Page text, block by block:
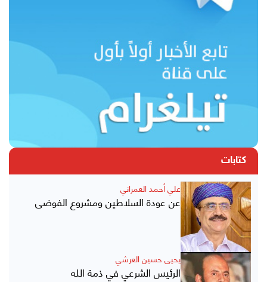
كتابات
علي أحمد العمراني
عن عودة السلاطين ومشروع الفوضى
يحيى حسين العرشي
الرئيس الشرعي في ذمة الله